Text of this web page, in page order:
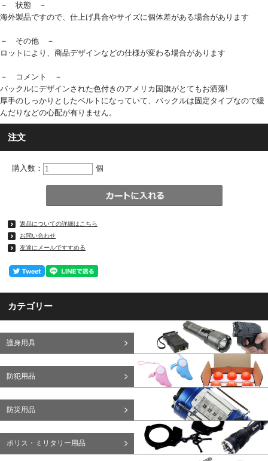
－ 状態 －
海外製品ですので、仕上げ具合やサイズに個体差がある場合があります
－ その他 －
ロットにより、商品デザインなどの仕様が変わる場合があります
－ コメント －
バックルにデザインされた色付きのアメリカ国旗がとてもお洒落!
厚手のしっかりとしたベルトになっていて、バックルは固定タイプなので緩
んだりなどの心配が有りません。
注文
購入数： 個
返品についての詳細はこちら
お問い合わせ
友達にメールですすめる
カテゴリー
護身用具
防犯用品
防災用品
ポリス・ミリタリー用品